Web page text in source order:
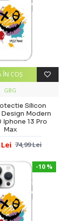
GBG
Silicon
Modern
Iphone 13 Pro
Max
74,99 Lei
ÎN COŞ
-10 %